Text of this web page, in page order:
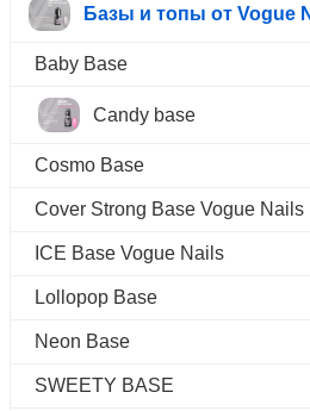
Базы и топы от Vogue
Baby Base
Candy base
Cosmo Base
Cover Strong Base Vogue Nails
ICE Base Vogue Nails
Lollopop Base
Neon Base
SWEETY BASE